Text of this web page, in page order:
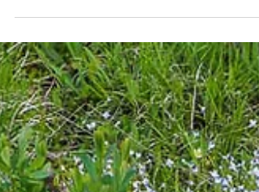
justement imprévisibles, ou presque…